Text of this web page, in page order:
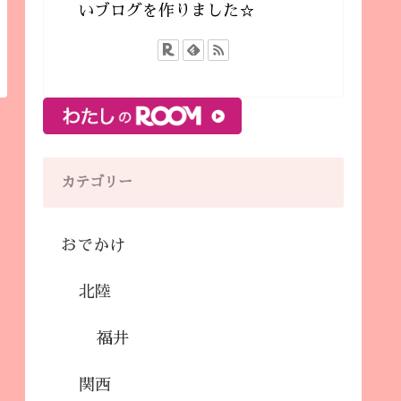
いブログを作りました☆
カテゴリー
おでかけ
北陸
福井
関西